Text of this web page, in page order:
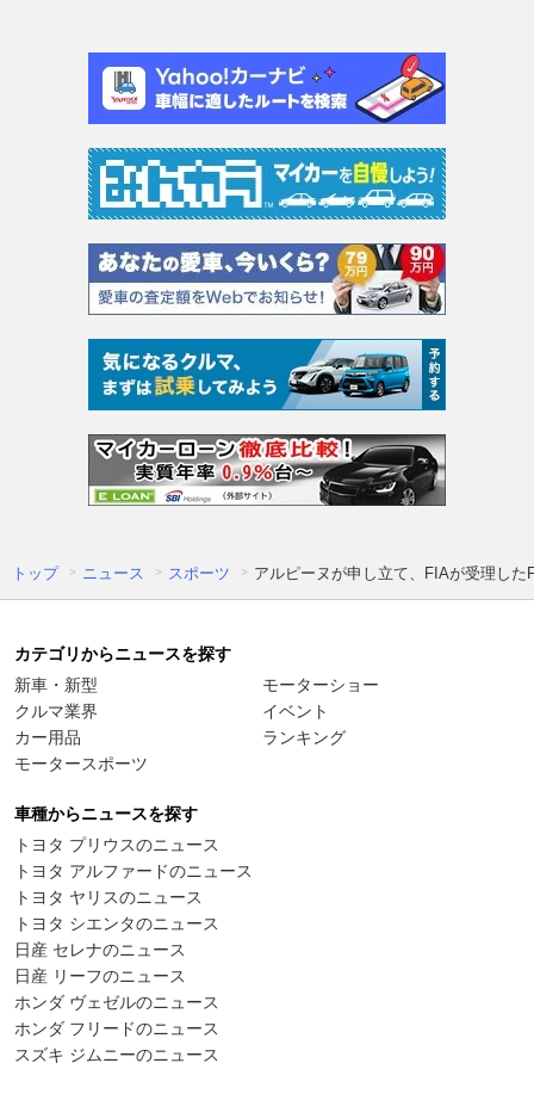
トップ ニュース スポーツ アルピーヌが申し立て、FIAが受理し
カテゴリからニュースを探す
新車・新型
クルマ業界
カー用品
モータースポーツ
モーターショー
イベント
ランキング
車種からニュースを探す
トヨタ プリウスのニュース
トヨタ アルファードのニュース
トヨタ ヤリスのニュース
トヨタ シエンタのニュース
日産 セレナのニュース
日産 リーフのニュース
ホンダ ヴェゼルのニュース
ホンダ フリードのニュース
スズキ ジムニーのニュース